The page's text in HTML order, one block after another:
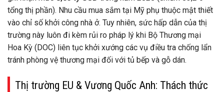
tổng thị phần). Nhu cầu mua sắm tại Mỹ phụ thuộc mật thiết
vào chỉ số khởi công nhà ở. Tuy nhiên, sức hấp dẫn của thị
trường này luôn đi kèm rủi ro pháp lý khi Bộ Thương mại
Hoa Kỳ (DOC) liên tục khởi xướng các vụ điều tra chống lẩn
tránh phòng vệ thương mại đối với tủ bếp và gỗ dán.
Thị trường EU & Vương Quốc Anh: Thách thức